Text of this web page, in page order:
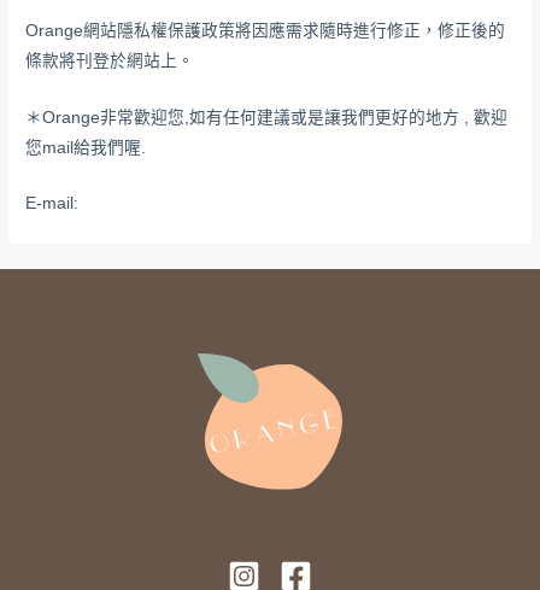
Orange網站隱私權保護政策將因應需求隨時進行修正，修正後的
條款將刊登於網站上。
＊Orange非常歡迎您,如有任何建議或是讓我們更好的地方 , 歡迎
您mail給我們喔.
E-mail: